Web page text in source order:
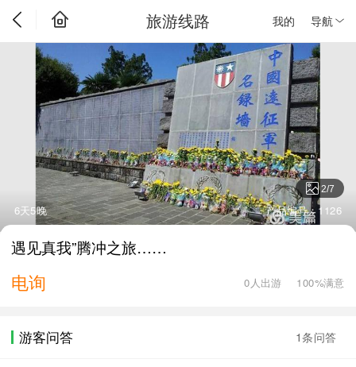
我的 导航
旅游线路
2/7
6天5晚 产品编号：1126
遇见真我”腾冲之旅……
电询 0人出游 100%满意
游客问答 1条问答